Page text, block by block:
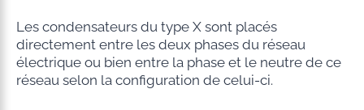
Les condensateurs du type X sont placés
directement entre les deux phases du réseau
électrique ou bien entre la phase et le neutre de ce
réseau selon la configuration de celui-ci.